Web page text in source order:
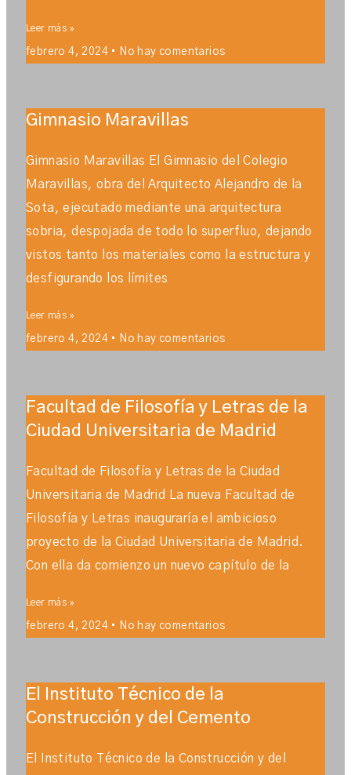
Leer más »
febrero 4, 2024 No hay comentarios
Gimnasio Maravillas
Gimnasio Maravillas El Gimnasio del Colegio
Maravillas, obra del Arquitecto Alejandro de la
Sota, ejecutado mediante una arquitectura
sobria, despojada de todo lo superfluo, dejando
vistos tanto los materiales como la estructura y
desfigurando los límites
Leer más »
febrero 4, 2024 No hay comentarios
Facultad de Filosofía y Letras de la
Ciudad Universitaria de Madrid
Facultad de Filosofía y Letras de la Ciudad
Universitaria de Madrid La nueva Facultad de
Filosofía y Letras inauguraría el ambicioso
proyecto de la Ciudad Universitaria de Madrid.
Con ella da comienzo un nuevo capítulo de la
Leer más »
febrero 4, 2024 No hay comentarios
El Instituto Técnico de la
Construcción y del Cemento
El Instituto Técnico de la Construcción y del